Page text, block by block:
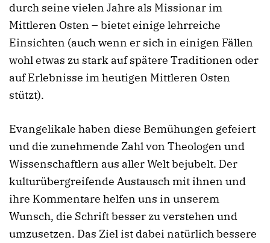
durch seine vielen Jahre als Missionar im
Mittleren Osten – bietet einige lehrreiche
Einsichten (auch wenn er sich in einigen Fällen
wohl etwas zu stark auf spätere Traditionen oder
auf Erlebnisse im heutigen Mittleren Osten
stützt).
Evangelikale haben diese Bemühungen gefeiert
und die zunehmende Zahl von Theologen und
Wissenschaftlern aus aller Welt bejubelt. Der
kulturübergreifende Austausch mit ihnen und
ihre Kommentare helfen uns in unserem
Wunsch, die Schrift besser zu verstehen und
umzusetzen. Das Ziel ist dabei natürlich bessere